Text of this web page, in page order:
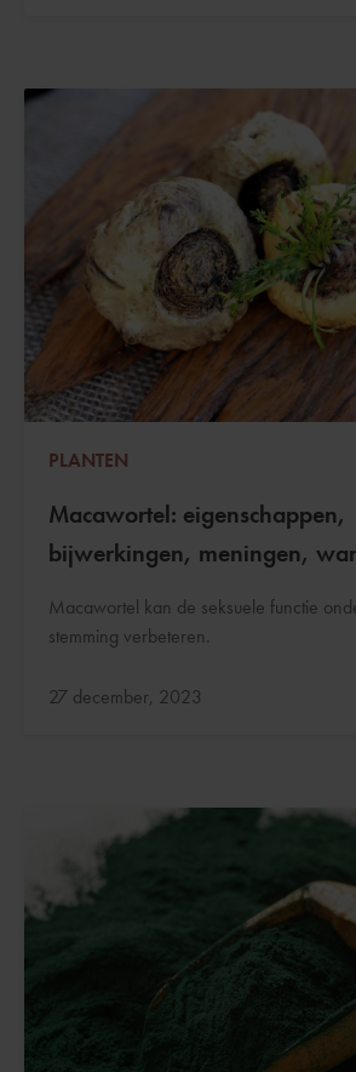
PLANTEN
Macawortel: eigenschappen,
bijwerkingen, meningen,
Macawortel kan de seksuele functie
stemming verbeteren.
Bijgewerkt:
27 december, 2023